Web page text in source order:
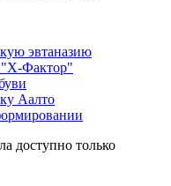
эвтаназию
"Х-Фактор"
Аалто
доступно только